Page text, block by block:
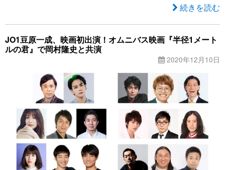
続きを読む
JO1豆原一成、映画初出演！オムニバス映画『半径1メート
ルの君』で岡村隆史と共演
2020年12月10日